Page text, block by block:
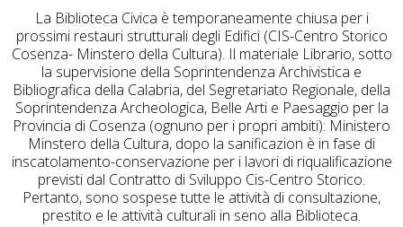
La Biblioteca Civica è temporaneamente chiusa per i
prossimi restauri strutturali degli Edifici (CIS-Centro Storico
Cosenza- Minstero della Cultura). Il materiale Librario, sotto
la supervisione della Soprintendenza Archivistica e
Bibliografica della Calabria, del Segretariato Regionale, della
Soprintendenza Archeologica, Belle Arti e Paesaggio per la
Provincia di Cosenza (ognuno per i propri ambiti): Ministero
Minstero della Cultura, dopo la sanificazion è in fase di
inscatolamento-conservazione per i lavori di riqualificazione
previsti dal Contratto di Sviluppo Cis-Centro Storico.
Pertanto, sono sospese tutte le attività di consultazione,
prestito e le attività culturali in seno alla Biblioteca.